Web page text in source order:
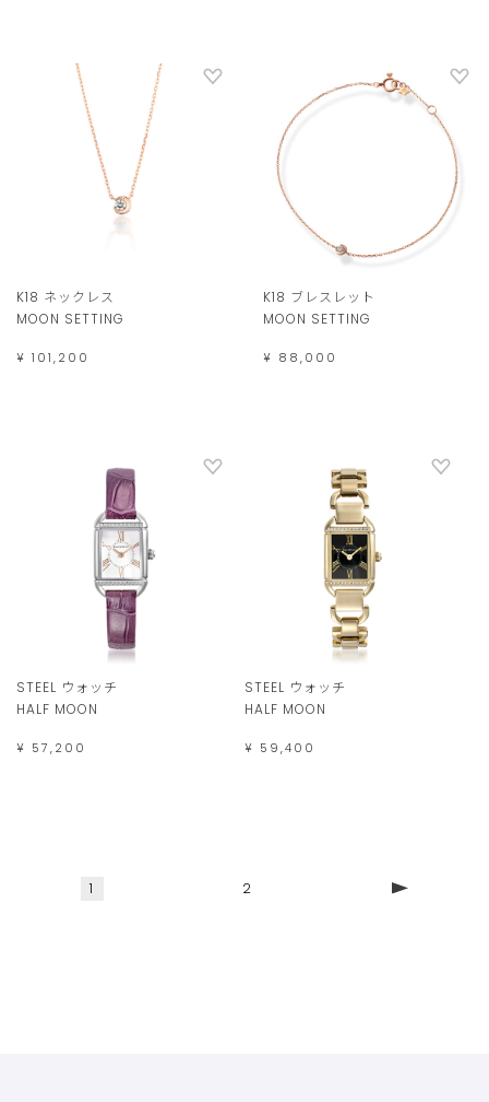
K18 ネックレス
MOON SETTING
¥ 101,200
K18 ブレスレット
MOON SETTING
¥ 88,000
STEEL ウォッチ
HALF MOON
¥ 57,200
STEEL ウォッチ
HALF MOON
¥ 59,400
1 2